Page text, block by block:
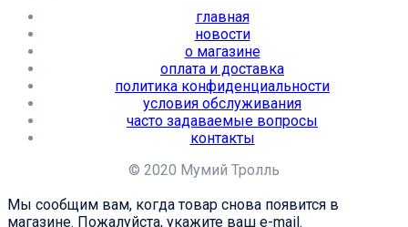
главная
новости
о магазине
оплата и доставка
политика конфиденциальности
условия обслуживания
часто задаваемые вопросы
контакты
© 2020 Мумий Тролль
Мы сообщим вам, когда товар снова появится в
магазине. Пожалуйста, укажите ваш e-mail.